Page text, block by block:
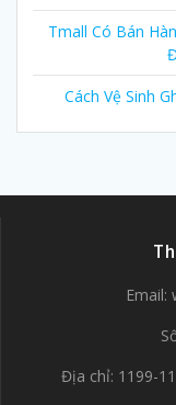
Tmall Có Bán
Cách Vệ Sinh
Email:
Địa chỉ: 1199-